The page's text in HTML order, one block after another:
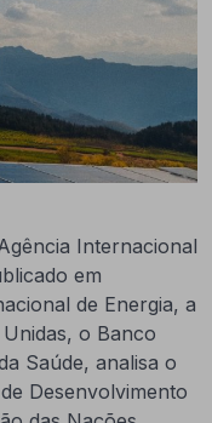
Internacional
em
de Energia, a
o Banco
Saúde, analisa o
Desenvolvimento